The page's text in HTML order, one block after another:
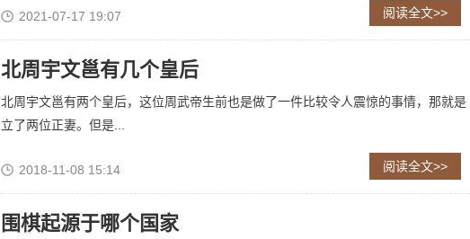
2021-07-17 19:07 阅读全文>>
北周宇文邕有几个皇后
北周宇文邕有两个皇后，这位周武帝生前也是做了一件比较令人震惊的事情，那就是
立了两位正妻。但是...
2018-11-08 15:14 阅读全文>>
围棋起源于哪个国家